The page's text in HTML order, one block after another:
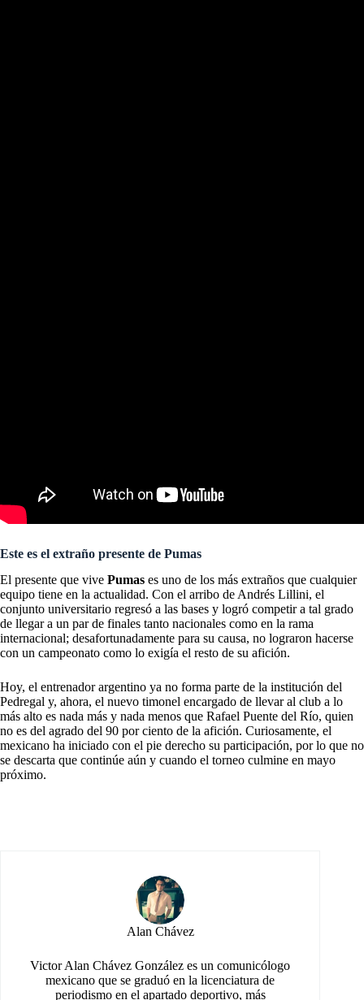
Este es el extraño presente de Pumas
El presente que vive Pumas es uno de los más extraños que cualquier
equipo tiene en la actualidad. Con el arribo de Andrés Lillini, el
conjunto universitario regresó a las bases y logró competir a tal grado
de llegar a un par de finales tanto nacionales como en la rama
internacional; desafortunadamente para su causa, no lograron hacerse
con un campeonato como lo exigía el resto de su afición.
Hoy, el entrenador argentino ya no forma parte de la institución del
Pedregal y, ahora, el nuevo timonel encargado de llevar al club a lo
más alto es nada más y nada menos que Rafael Puente del Río, quien
no es del agrado del 90 por ciento de la afición. Curiosamente, el
mexicano ha iniciado con el pie derecho su participación, por lo que no
se descarta que continúe aún y cuando el torneo culmine en mayo
próximo.
Alan Chávez
Victor Alan Chávez González es un comunicólogo
mexicano que se graduó en la licenciatura de
periodismo en el apartado deportivo, más